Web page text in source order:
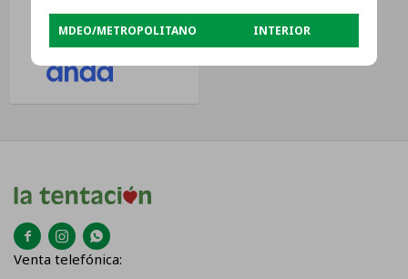
Liso
USD56
  
Venta telefónica:
MDEO/METROPOLITANO INTERIOR